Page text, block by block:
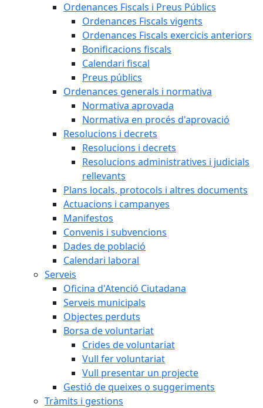
Ordenances Fiscals i Preus Públics
Ordenances Fiscals vigents
Ordenances Fiscals exercicis anteriors
Bonificacions fiscals
Calendari fiscal
Preus públics
Ordenances generals i normativa
Normativa aprovada
Normativa en procés d'aprovació
Resolucions i decrets
Resolucions i decrets
Resolucions administratives i judicials
rellevants
Plans locals, protocols i altres documents
Actuacions i campanyes
Manifestos
Convenis i subvencions
Dades de població
Calendari laboral
Serveis
Oficina d'Atenció Ciutadana
Serveis municipals
Objectes perduts
Borsa de voluntariat
Crides de voluntariat
Vull fer voluntariat
Vull presentar un projecte
Gestió de queixes o suggeriments
Tràmits i gestions